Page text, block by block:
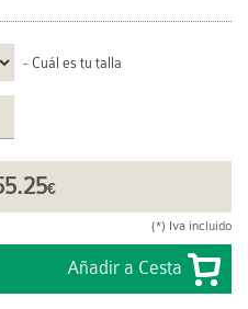
- Cuál es tu talla
€
(*) Iva incluido